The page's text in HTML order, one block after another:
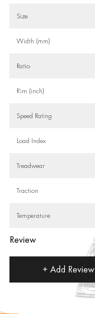
Size
Width (mm)
Ratio
Rim (inch)
Speed Rating
Load Index
Treadwear
Traction
Temperature
Review
+ Add Review